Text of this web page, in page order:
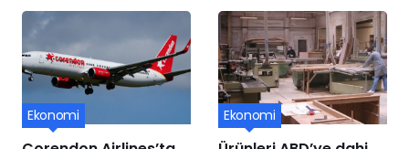
Ekonomi Ekonomi